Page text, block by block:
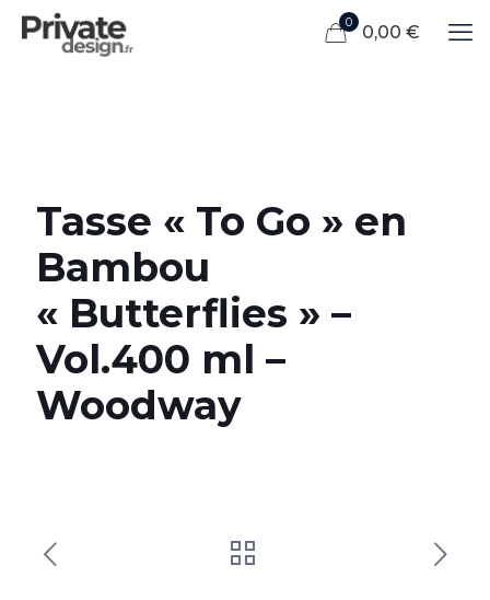
0 0,00 €
Tasse « To Go » en
Bambou
« Butterflies » –
Vol.400 ml –
Woodway